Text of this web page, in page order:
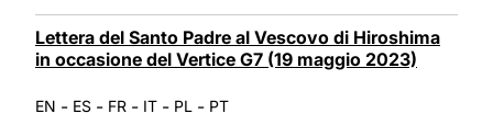
Lettera del Santo Padre al Vescovo di Hiroshima
in occasione del Vertice G7 (19 maggio 2023)
EN - ES - FR - IT - PL - PT